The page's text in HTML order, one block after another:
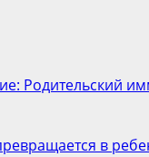
Родительский
в